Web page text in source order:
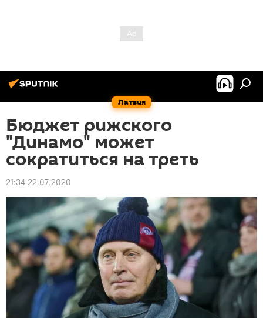
Латвия
Бюджет рижского
"Динамо" может
сократиться на треть
21:34 22.07.2020